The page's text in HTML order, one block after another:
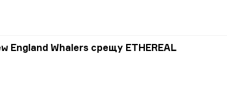
England Whalers срещу ETHEREAL